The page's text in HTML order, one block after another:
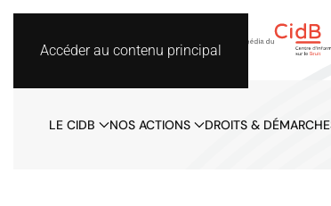
Accéder au contenu principal
LE CIDB NOS ACTIONS DROITS &